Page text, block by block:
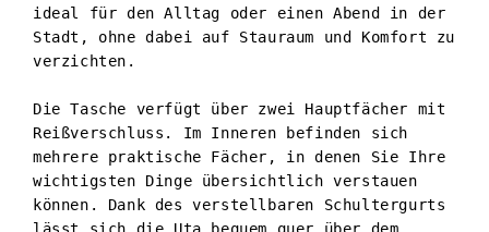
ideal für den Alltag oder einen Abend in der
Stadt, ohne dabei auf Stauraum und Komfort zu
verzichten.
Die Tasche verfügt über zwei Hauptfächer mit
Reißverschluss. Im Inneren befinden sich
mehrere praktische Fächer, in denen Sie Ihre
wichtigsten Dinge übersichtlich verstauen
können. Dank des verstellbaren Schultergurts